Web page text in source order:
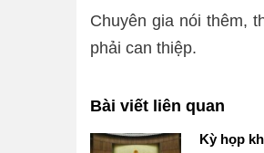
Chuyên gia nói thêm,
phải can thiệp.
Bài viết liên quan
Kỳ họp